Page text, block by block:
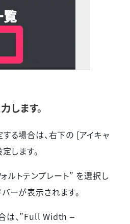
します。
る場合は、右下の [アイキャ
します。
ォルトテンプレート” を選択し
ーが表示されます。
は、”Full Width –